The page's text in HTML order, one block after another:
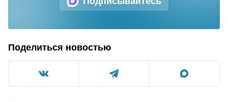
Поделиться новостью